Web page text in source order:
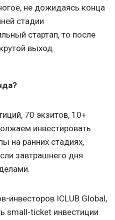
не дожидаясь конца
стадии
стартап, то после
выход
70 экзитов, 10+
инвестировать
на ранних стадиях,
завтрашнего дня
инвесторов ICLUB Global,
small-ticket инвестиции